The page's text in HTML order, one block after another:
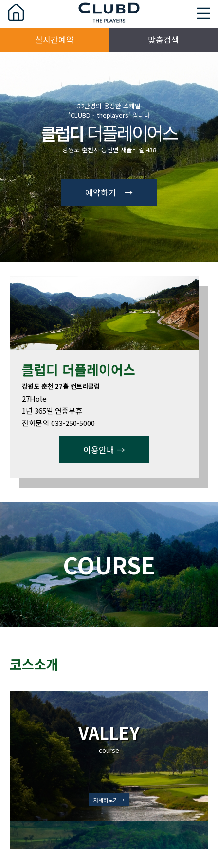
실시간예약 맞춤검색
52만평의 웅장한 스케일
'CLUBD - theplayers' 입니다
클럽디더플레이어스
강원도 춘천시 동산면 새술막길 438
예약하기 →
클럽디 더플레이어스
강원도 춘천 27홀 컨트리클럽
27Hole
1년 365일 연중무휴
전화문의 033-250-5000
이용안내 →
COURSE
코스소개
VALLEY
course
자세히보기 →